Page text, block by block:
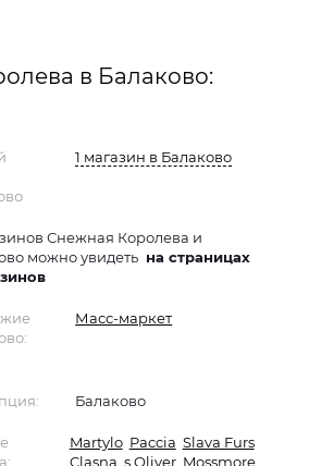
в Балаково:
1 магазин в Балаково
Снежная Королева и
можно увидеть на страницах
Масс-маркет
Балаково
Martylo Paccia Slava Furs
Clasna s.Oliver Mossmore